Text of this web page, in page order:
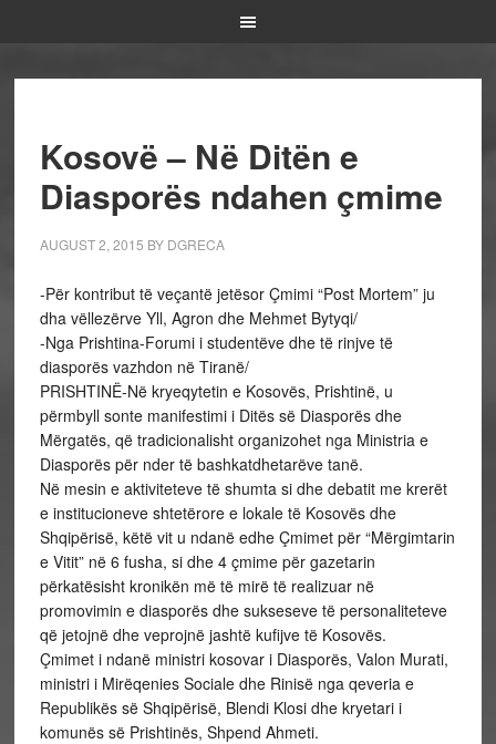
Kosovë – Në Ditën e
Diasporës ndahen çmime
AUGUST 2, 2015 BY DGRECA
-Për kontribut të veçantë jetësor Çmimi “Post Mortem” ju
dha vëllezërve Yll, Agron dhe Mehmet Bytyqi/
-Nga Prishtina-Forumi i studentëve dhe të rinjve të
diasporës vazhdon në Tiranë/
PRISHTINË-Në kryeqytetin e Kosovës, Prishtinë, u
përmbyll sonte manifestimi i Ditës së Diasporës dhe
Mërgatës, që tradicionalisht organizohet nga Ministria e
Diasporës për nder të bashkatdhetarëve tanë.
Në mesin e aktiviteteve të shumta si dhe debatit me krerët
e institucioneve shtetërore e lokale të Kosovës dhe
Shqipërisë, këtë vit u ndanë edhe Çmimet për “Mërgimtarin
e Vitit” në 6 fusha, si dhe 4 çmime për gazetarin
përkatësisht kronikën më të mirë të realizuar në
promovimin e diasporës dhe sukseseve të personaliteteve
që jetojnë dhe veprojnë jashtë kufijve të Kosovës.
Çmimet i ndanë ministri kosovar i Diasporës, Valon Murati,
ministri i Mirëqenies Sociale dhe Rinisë nga qeveria e
Republikës së Shqipërisë, Blendi Klosi dhe kryetari i
komunës së Prishtinës, Shpend Ahmeti.